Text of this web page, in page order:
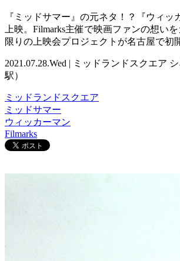
『ミッドサマー』の元ネタ！？『ウィッ
上映。Filmarks主催で映画ファンの想い
限りの上映会プロジェクトが名古屋で初
2021.07.28.Wed | ミッドランドスクエア
駅）
ミッドランドスクエア
ミッドサマー
ウィッカーマン
Filmarks